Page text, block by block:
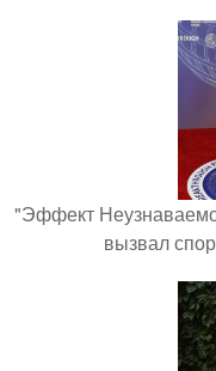
"Эффект
вызвал